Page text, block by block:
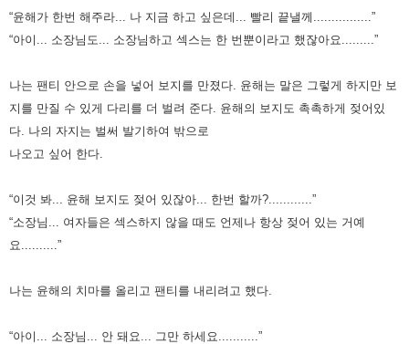
“윤해가 한번 해주라... 나 지금 하고 싶은데... 빨리 끝낼께................”
“아이... 소장님도... 소장님하고 섹스는 한 번뿐이라고 했잖아요.........”
나는 팬티 안으로 손을 넣어 보지를 만졌다. 윤해는 말은 그렇게 하지만 보
지를 만질 수 있게 다리를 더 벌려 준다. 윤해의 보지도 촉촉하게 젖어있
다. 나의 자지는 벌써 발기하여 밖으로
나오고 싶어 한다.
“이것 봐... 윤해 보지도 젖어 있잖아... 한번 할까?............”
“소장님... 여자들은 섹스하지 않을 때도 언제나 항상 젖어 있는 거예
요..........”
나는 윤해의 치마를 올리고 팬티를 내리려고 했다.
“아이... 소장님... 안 돼요... 그만 하세요...........”